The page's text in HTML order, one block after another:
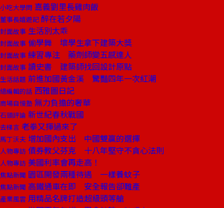
小吃大學問 嘉義劉里長雞肉飯
董事長嬉遊記 醉在若夕陽
封面故事 生活別太乖
封面故事 偷學舞 壞學生拿下建築大獎
封面故事 練習專注 藥劑師變五感達人
封面故事 讀史書 建築師找回設計原點
生活話題 前進加國黃金溪 驚豔四年一次紅潮
總編輯的話 西雅圖日記
商場自慢塾 無力負擔的奢華
石頭評論 新世紀春秋戰國
去梯言 老拳又揮過來了
馬丁沃夫 增加國內支出 中國雙贏的選擇
人物專訪 債券教父芬克 十八年堅守不貪心法則
人物專訪 美國利率會再走高！
焦點新聞 園區開發兩種待遇 一樣養蚊子
焦點新聞 高鐵通車在即 安全報告卻難產
產業風雲 用精品名牌打造超級頭等艙